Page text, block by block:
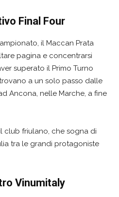
Final Four
il Maccan Prata
pagina e concentrarsi
superato il Primo Turno
a un solo passo dalle
Ancona, nelle Marche, a fine
club friulano, che sogna di
tra le grandi protagoniste
Vinumitaly